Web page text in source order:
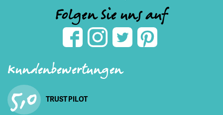
Folgen Sie uns auf
Kundenbewertungen
5,0 TRUST PILOT